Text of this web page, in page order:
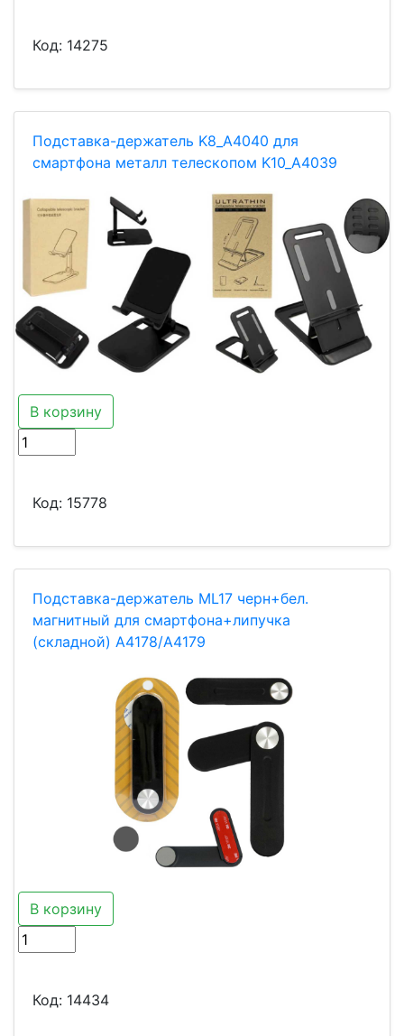
Код: 14275
Подставка-держатель K8_A4040 для
смартфона металл телескопом K10_A4039
В корзину
Код: 15778
Подставка-держатель ML17 черн+бел.
магнитный для смартфона+липучка
(складной) A4178/A4179
В корзину
Код: 14434